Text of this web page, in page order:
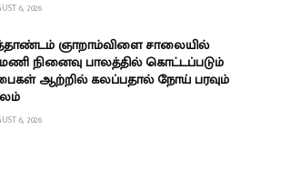
6, 2026
ஞாறாம்விளை சாலையில்
நினைவு பாலத்தில் கொட்டப்படும்
ஆற்றில் கலப்பதால் நோய் பரவும்
6, 2026